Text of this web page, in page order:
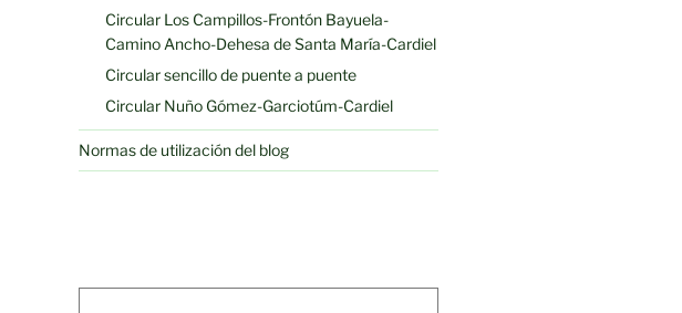
Circular Los Campillos-Frontón Bayuela-
Camino Ancho-Dehesa de Santa María-Cardiel
Circular sencillo de puente a puente
Circular Nuño Gómez-Garciotúm-Cardiel
Normas de utilización del blog